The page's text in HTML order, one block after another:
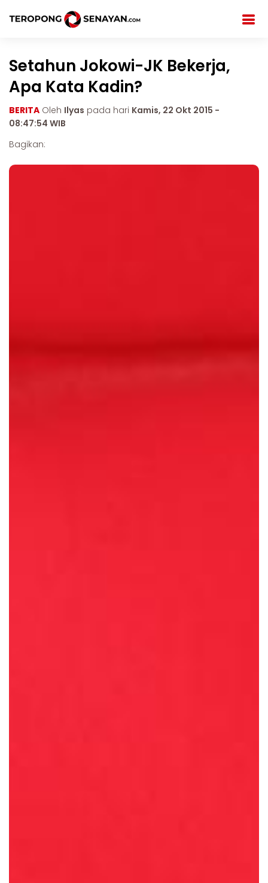
Setahun Jokowi-JK Bekerja,
Apa Kata Kadin?
BERITA Oleh Ilyas pada hari Kamis, 22 Okt 2015 -
08:47:54 WIB
Bagikan: